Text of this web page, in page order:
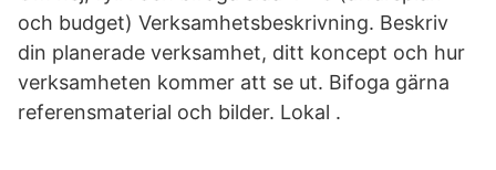
och budget) Verksamhetsbeskrivning. Beskriv
din planerade verksamhet, ditt koncept och hur
verksamheten kommer att se ut. Bifoga gärna
referensmaterial och bilder. Lokal .